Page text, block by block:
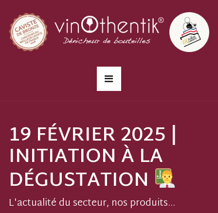
19 FÉVRIER 2025 |
INITIATION À LA
DÉGUSTATION
L'actualité du secteur, nos produits...